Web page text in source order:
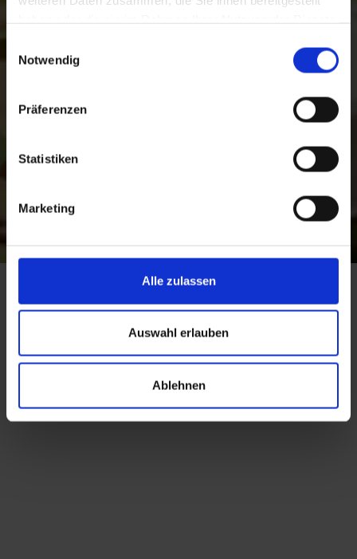
Notwendig
Präferenzen
Statistiken
Marketing
Alle zulassen
Auswahl erlauben
Ablehnen